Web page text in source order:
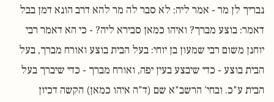
נבריך לן מר - אמר ליה: לא סבר לה מר להא דרב הונא דמן בבל
דאמר: בוצע מברך? ואיהו כמאן סבירא ליה? - כי הא דאמר רבי
יוחנן משום רבי שמעון בן יוחי: בעל הבית בוצע ואורח מברך, בעל
הבית בוצע - כדי שיבצע בעין יפה, ואורח מברך - כדי שיברך בעל
הבית ע"כ. ובחי' הרשב"א שם (ד"ה איהו כמאן) הקשה דכיון